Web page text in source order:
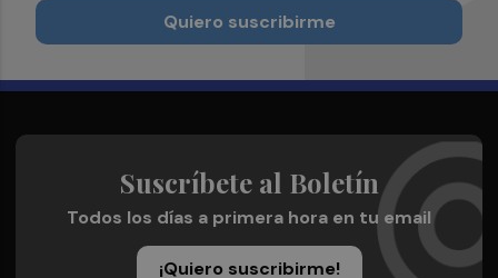
Quiero suscribirme
Suscríbete al Boletín
Todos los días a primera hora en tu email
¡Quiero suscribirme!